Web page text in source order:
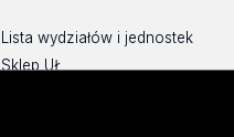
Lista wydziałów i jednostek
Sklep UŁ